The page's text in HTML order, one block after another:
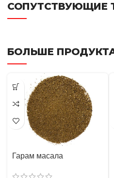
СОПУТСТВУЮЩИЕ
БОЛЬШЕ
Гарам масала